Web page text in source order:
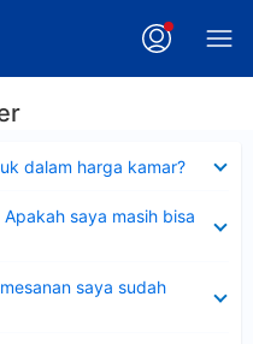
dalam harga kamar?
saya masih bisa
saya sudah